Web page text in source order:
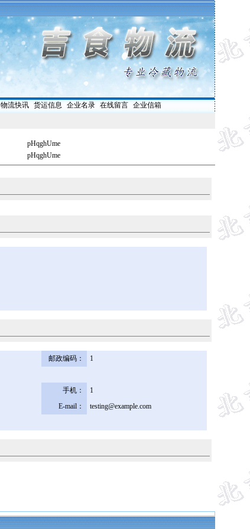
物流快讯| 货运信息 企业名录| 在线留言| 企业信箱
pHqghUme
pHqghUme
邮政编码：
1
手机：
1
E-mail：
testing@example.com